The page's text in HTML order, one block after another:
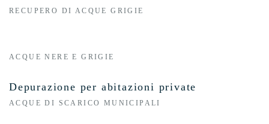
RECUPERO DI ACQUE GRIGIE
ACQUE NERE E GRIGIE
ACQUE DI SCARICO MUNICIPALI
Depurazione per abitazioni private